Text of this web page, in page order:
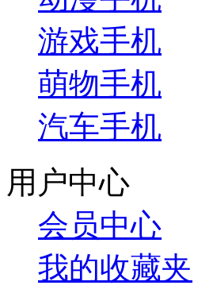
游戏手机
萌物手机
汽车手机
用户中心
会员中心
我的收藏夹